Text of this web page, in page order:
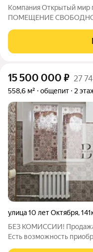
Компания Открытый мир
ПОМЕЩЕНИЕ
трёх комнат с
его под любые нужды.
15 500 000 ₽ 27
558,6 м² общепит 2
улица 10 лет Октября,
БЕЗ КОМИССИИ! Прoдажа
Есть возможность